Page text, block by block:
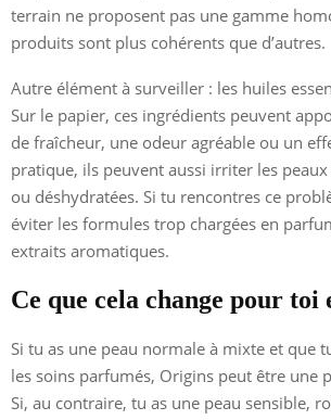
terrain ne proposent pas une gamme
produits sont plus cohérents que d’autres.
Autre élément à surveiller : les huiles
Sur le papier, ces ingrédients peuvent
de fraîcheur, une odeur agréable ou un
pratique, ils peuvent aussi irriter les
ou déshydratées. Si tu rencontres ce
éviter les formules trop chargées en
extraits aromatiques.
Ce que cela change pour toi
Si tu as une peau normale à mixte et que
les soins parfumés, Origins peut être une
Si, au contraire, tu as une peau sensible,